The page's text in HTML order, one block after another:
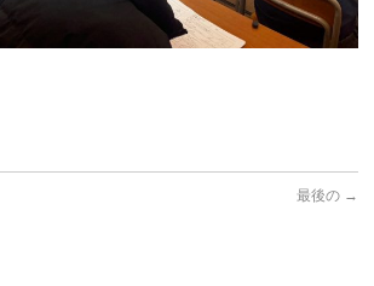
最後の →